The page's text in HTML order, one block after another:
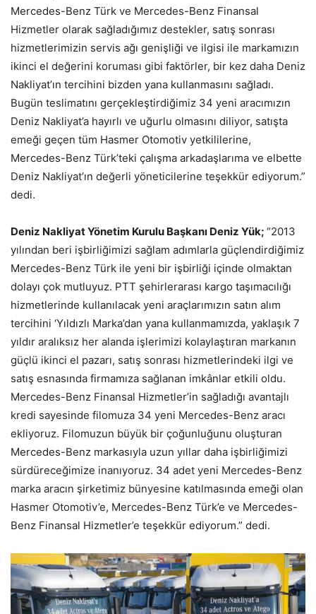
Mercedes-Benz Türk ve Mercedes-Benz Finansal
Hizmetler olarak sağladığımız destekler, satış sonrası
hizmetlerimizin servis ağı genişliği ve ilgisi ile markamızın
ikinci el değerini koruması gibi faktörler, bir kez daha Deniz
Nakliyat’ın tercihini bizden yana kullanmasını sağladı.
Bugün teslimatını gerçekleştirdiğimiz 34 yeni aracımızın
Deniz Nakliyat’a hayırlı ve uğurlu olmasını diliyor, satışta
emeği geçen tüm Hasmer Otomotiv yetkililerine,
Mercedes-Benz Türk’teki çalışma arkadaşlarıma ve elbette
Deniz Nakliyat’ın değerli yöneticilerine teşekkür ediyorum.”
dedi.
Deniz Nakliyat Yönetim Kurulu Başkanı Deniz Yük; “2013
yılından beri işbirliğimizi sağlam adımlarla güçlendirdiğimiz
Mercedes-Benz Türk ile yeni bir işbirliği içinde olmaktan
dolayı çok mutluyuz. PTT şehirlerarası kargo taşımacılığı
hizmetlerinde kullanılacak yeni araçlarımızın satın alım
tercihini ‘Yıldızlı Marka’dan yana kullanmamızda, yaklaşık 7
yıldır aralıksız her alanda işlerimizi kolaylaştıran markanın
güçlü ikinci el pazarı, satış sonrası hizmetlerindeki ilgi ve
satış esnasında firmamıza sağlanan imkânlar etkili oldu.
Mercedes-Benz Finansal Hizmetler’in sağladığı avantajlı
kredi sayesinde filomuza 34 yeni Mercedes-Benz aracı
ekliyoruz. Filomuzun büyük bir çoğunluğunu oluşturan
Mercedes-Benz markasıyla uzun yıllar daha işbirliğimizi
sürdüreceğimize inanıyoruz. 34 adet yeni Mercedes-Benz
marka aracın şirketimiz bünyesine katılmasında emeği olan
Hasmer Otomotiv’e, Mercedes-Benz Türk’e ve Mercedes-
Benz Finansal Hizmetler’e teşekkür ediyorum.” dedi.